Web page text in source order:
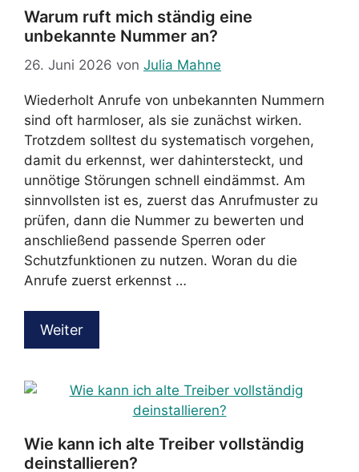
Warum ruft mich ständig eine
unbekannte Nummer an?
26. Juni 2026 von Julia Mahne
Wiederholt Anrufe von unbekannten Nummern
sind oft harmloser, als sie zunächst wirken.
Trotzdem solltest du systematisch vorgehen,
damit du erkennst, wer dahintersteckt, und
unnötige Störungen schnell eindämmst. Am
sinnvollsten ist es, zuerst das Anrufmuster zu
prüfen, dann die Nummer zu bewerten und
anschließend passende Sperren oder
Schutzfunktionen zu nutzen. Woran du die
Anrufe zuerst erkennst …
Weiter
Wie kann ich alte Treiber vollständig
deinstallieren?